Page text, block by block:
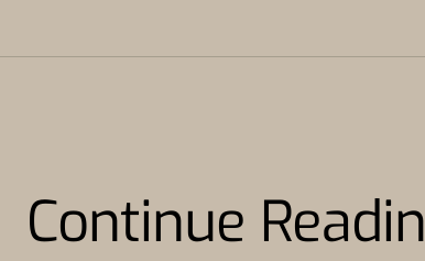
Continue